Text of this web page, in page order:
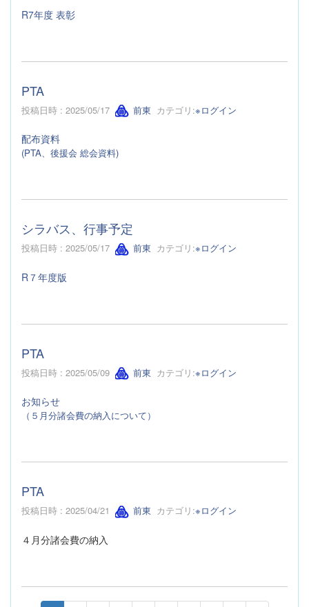
R7年度 表彰
PTA
投稿日時 : 2025/05/17 前東 カテゴリ:※ログイン
配布資料
(PTA、後援会 総会資料)
シラバス、行事予定
投稿日時 : 2025/05/17 前東 カテゴリ:※ログイン
R７年度版
PTA
投稿日時 : 2025/05/09 前東 カテゴリ:※ログイン
お知らせ
（５月分諸会費の納入について）
PTA
投稿日時 : 2025/04/21 前東 カテゴリ:※ログイン
４月分諸会費の納入